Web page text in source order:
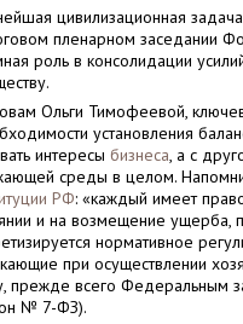
цивилизационная
пленарном заседании
роль в консолидации
Ольги Тимофеевой,
установления
интересыбизнеса, а с
среды в целом.
РФ: «каждый имеет
и на возмещение ущерба,
нормативное
при осуществлении
прежде всего Федеральным
№ 7-ФЗ).